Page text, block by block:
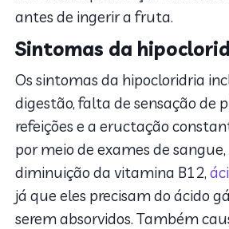
antes de ingerir a fruta.
Sintomas da
Os sintomas da hipocloridria
digestão, falta de sensação de
refeições e a eructação
por meio de exames de
diminuição da vitamina B12,
já que eles precisam do ácido
serem absorvidos. Também